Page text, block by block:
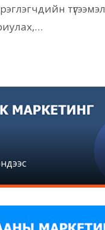
түгээмэл